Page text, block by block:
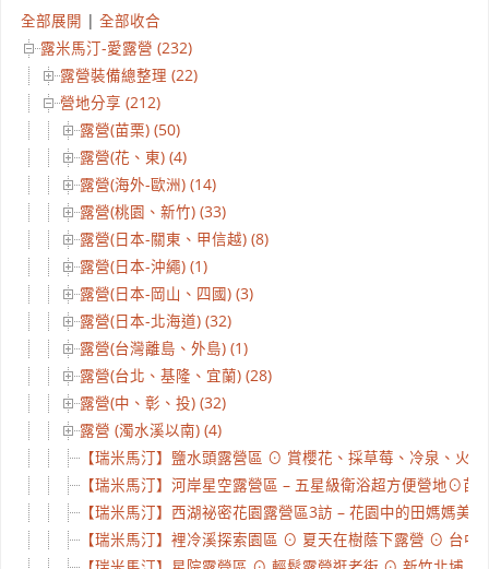
全部展開 | 全部收合
露米馬汀-愛露營 (232)
露營裝備總整理 (22)
營地分享 (212)
露營(苗栗) (50)
露營(花、東) (4)
露營(海外-歐洲) (14)
露營(桃園、新竹) (33)
露營(日本-關東、甲信越) (8)
露營(日本-沖繩) (1)
露營(日本-岡山、四國) (3)
露營(日本-北海道) (32)
露營(台灣離島、外島) (1)
露營(台北、基隆、宜蘭) (28)
露營(中、彰、投) (32)
露營 (濁水溪以南) (4)
【瑞米馬汀】鹽水頭露營區 ⊙ 賞櫻花、採草莓、冷泉、火
【瑞米馬汀】河岸星空露營區 – 五星級衛浴超方便營地⊙苗
【瑞米馬汀】西湖祕密花園露營區3訪 – 花園中的田媽媽美
【瑞米馬汀】裡冷溪探索園區 ⊙ 夏天在樹蔭下露營 ⊙ 台中